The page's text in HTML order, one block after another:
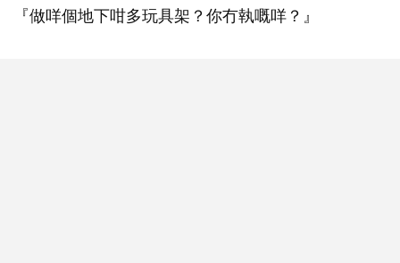
『做咩個地下咁多玩具架？你冇執嘅咩？』